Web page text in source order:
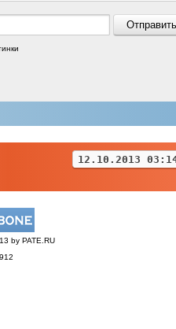
12.10.2013
by PATE.RU